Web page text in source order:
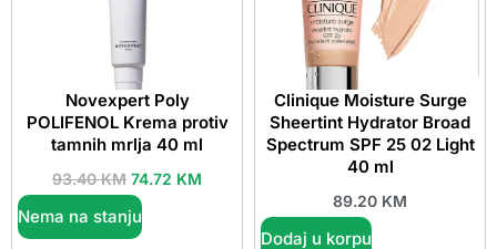
Novexpert Poly
POLIFENOL Krema protiv
tamnih mrlja 40 ml
93.40KM 74.72 KM
Nema na stanju
Clinique Moisture Surge
Sheertint Hydrator Broad
Spectrum SPF 25 02 Light
40 ml
89.20 KM
Dodaj u korpu